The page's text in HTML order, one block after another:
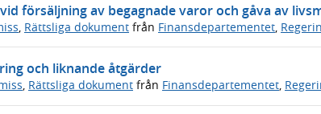
försäljning av begagnade varor och gåva av
Rättsliga dokument från Finansdepartementet
och liknande åtgärder
, Rättsliga dokument från Finansdepartementet,